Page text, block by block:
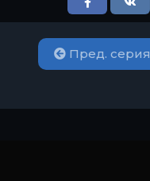
Пред. серия